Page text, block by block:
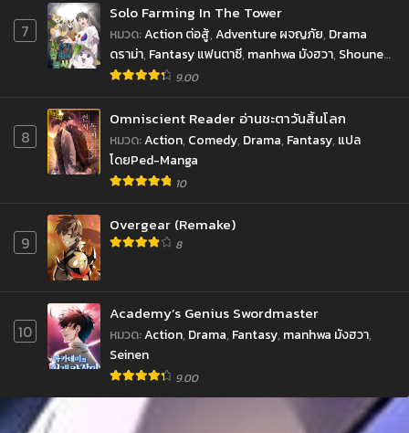
7
Solo Farming In The Tower
หมวด:Action ต่อสู้,Adventure ผจญภัย, Drama
ดราม่า, Fantasy แฟนตาซี, manhwa มังฮวา, Shounen
โชเน็น
9.00
8
Omniscient Reader อ่านชะตาวันสิ้นโลก
หมวด:Action, Comedy, Drama, Fantasy, แปล
โดยPed-Manga
10
9
Overgear (Remake)
8
10
Academy’s Genius Swordmaster
หมวด:Action, Drama, Fantasy, manhwa มังฮวา,
Seinen
9.00